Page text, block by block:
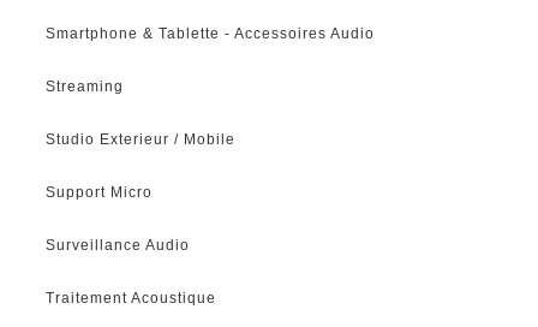
Smartphone & Tablette - Accessoires Audio
Streaming
Studio Exterieur / Mobile
Support Micro
Surveillance Audio
Traitement Acoustique